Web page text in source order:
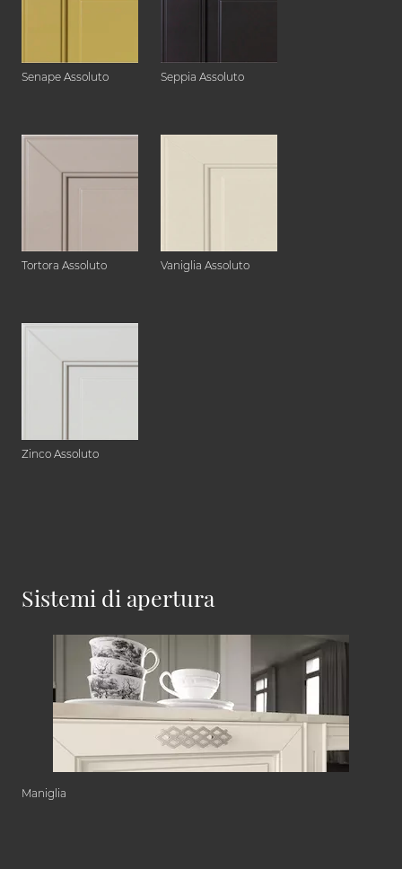
Senape Assoluto Seppia Assoluto
Tortora Assoluto Vaniglia Assoluto
Zinco Assoluto
Sistemi di apertura
Maniglia